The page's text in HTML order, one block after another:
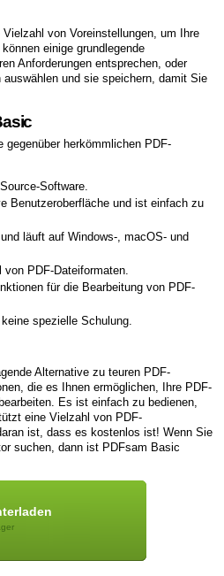
von Voreinstellungen, um Ihre
einige grundlegende
Anforderungen entsprechen, oder
und sie speichern, damit Sie
gegenüber herkömmlichen PDF-
Software.
Benutzeroberfläche und ist einfach zu
läuft auf Windows-, macOS- und
PDF-Dateiformaten.
für die Bearbeitung von PDF-
spezielle Schulung.
Alternative zu teuren PDF-
die es Ihnen ermöglichen, Ihre PDF-
Es ist einfach zu bedienen,
eine Vielzahl von PDF-
ist, dass es kostenlos ist! Wenn Sie
suchen, dann ist PDFsam Basic